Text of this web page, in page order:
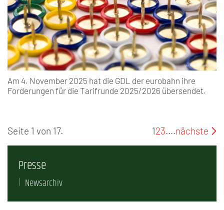
Am 4. November 2025 hat die GDL der eurobahn ihre
Forderungen für die Tarifrunde 2025/2026 übersendet.
Seite 1 von 17. 123....nächste
Presse
Newsarchiv